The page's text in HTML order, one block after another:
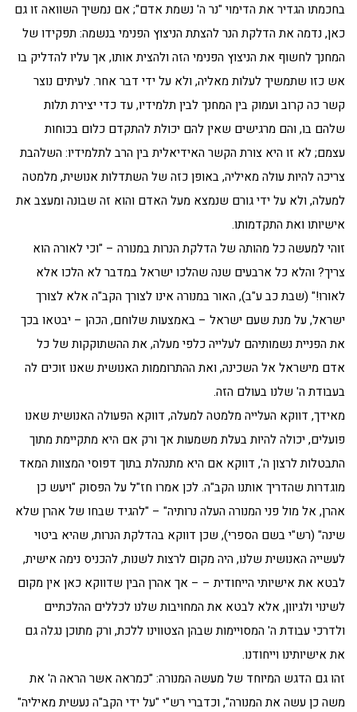
בחכמתו הגדיר את הדימוי "נר ה' נשמת אדם"; אם נמשיך השוואה זו גם
כאן, נדמה את הדלקת הנר להצתת הניצוץ הפנימי בנשמה: תפקידו של
המחנך לחשוף את הניצוץ הפנימי הזה ולהצית אותו, אך עליו להדליק בו
אש כזו שתמשיך לעלות מאליה, ולא על ידי דבר אחר. לעיתים נוצר
קשר כה קרוב ועמוק בין המחנך לבין תלמידיו, עד כדי יצירת תלות
שלהם בו, והם מרגישים שאין להם יכולת להתקדם כלום בכוחות
עצמם; לא זו היא צורת הקשר האידיאלית בין הרב לתלמידיו: השלהבת
צריכה להיות עולה מאיליה, באופן כזה של השתדלות אנושית, מלמטה
למעלה, ולא על ידי גורם שנמצא מעל האדם והוא זה שבונה ומעצב את
אישיותו ואת התקדמותו.
זוהי למעשה כל מהותה של הדלקת הנרות במנורה – "וכי לאורה הוא
צריך? והלא כל ארבעים שנה שהלכו ישראל במדבר לא הלכו אלא
לאורו!" (שבת כב ע"ב), האור במנורה אינו לצורך הקב"ה אלא לצורך
ישראל, על מנת שעם ישראל – באמצעות שלוחם, הכהן – יבטאו בכך
את הפניית נשמותיהם לעלייה כלפי מעלה, את ההשתוקקות של כל
אדם מישראל אל השכינה, ואת ההתרוממות האנושית שאנו זוכים לה
בעבודת ה' שלנו בעולם הזה.
מאידך, דווקא העלייה מלמטה למעלה, דווקא הפעולה האנושית שאנו
פועלים, יכולה להיות בעלת משמעות אך ורק אם היא מתקיימת מתוך
התבטלות לרצון ה', דווקא אם היא מתנהלת בתוך דפוסי המצוות המאד
מוגדרות שהדריך אותנו הקב"ה. לכן אמרו חז"ל על הפסוק "ויעש כן
אהרן, אל מול פני המנורה העלה נרותיה" – "להגיד שבחו של אהרן שלא
שינה" (רש"י בשם הספרי), שכן דווקא בהדלקת הנרות, שהיא ביטוי
לעשייה האנושית שלנו, היה מקום לרצות לשנות, להכניס נימה אישית,
לבטא את אישיותי הייחודית – – אך אהרן הבין שדווקא כאן אין מקום
לשינוי ולגיוון, אלא לבטא את המחויבות שלנו לכללים ההלכתיים
ולדרכי עבודת ה' המסויימות שבהן הצטווינו ללכת, ורק מתוכן נגלה גם
את אישיותינו וייחודנו.
זהו גם הדגש המיוחד של מעשה המנורה: "כמראה אשר הראה ה' את
משה כן עשה את המנורה", וכדברי רש"י "על ידי הקב"ה נעשית מאיליה"